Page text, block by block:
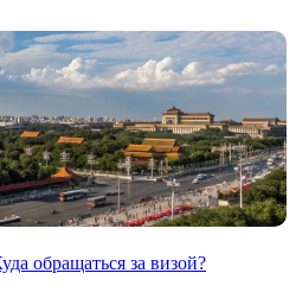
обращаться за визой?